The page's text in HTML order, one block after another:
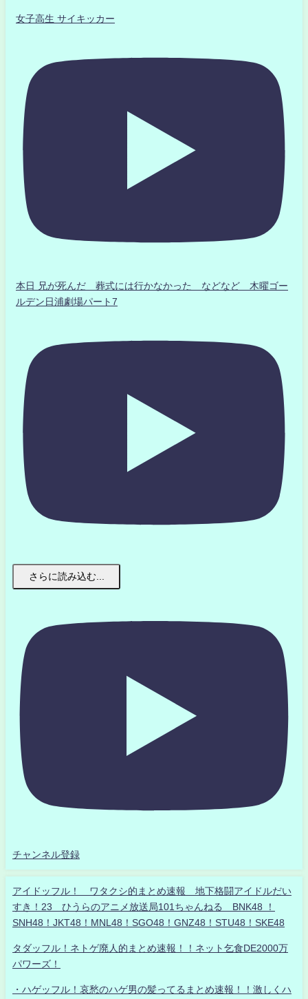
女子高生 サイキッカー
本日 兄が死んだ 葬式には行かなかった などなど 木曜ゴー
ルデン日浦劇場パート7
さらに読み込む...
チャンネル登録
アイドッフル！ ワタクシ的まとめ速報 地下格闘アイドルだい
すき！23 ひうらのアニメ放送局101ちゃんねる BNK48 ！
SNH48！JKT48！MNL48！SGO48！GNZ48！STU48！SKE48
タダッフル！ネトゲ廃人的まとめ速報！！ネット乞食DE2000万
パワーズ！
・ハゲッフル！哀愁のハゲ男の髪ってるまとめ速報！！激しくハ